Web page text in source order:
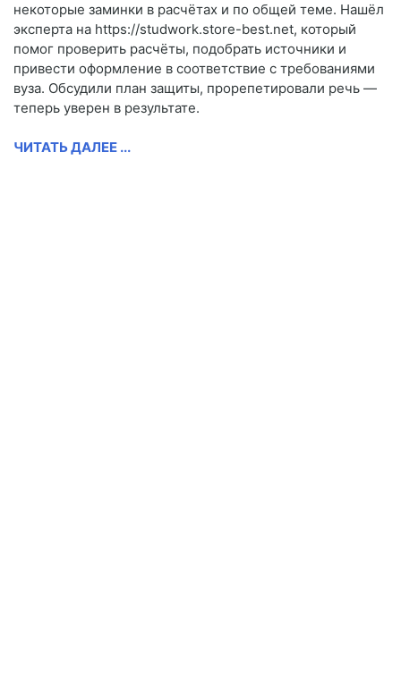
некоторые заминки в расчётах и по общей теме. Нашёл
эксперта на https://studwork.store-best.net, который
помог проверить расчёты, подобрать источники и
привести оформление в соответствие с требованиями
вуза. Обсудили план защиты, прорепетировали речь —
теперь уверен в результате.
ЧИТАТЬ ДАЛЕЕ ...